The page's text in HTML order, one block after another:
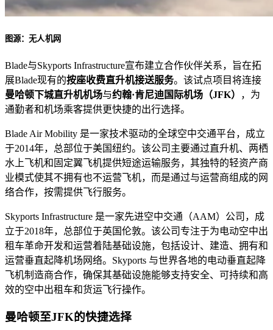
图源：无人机网
Blade与Skyports Infrastructure宣布建立合作伙伴关系，旨在拓
展Blade现有的按座收费直升机接送服务。该试点项目将连接
曼哈顿下城直升机机场与约翰·肯尼迪国际机场（JFK）
，为
通勤者和机场乘客提供更快捷的出行选择。
Blade Air Mobility 是一家技术驱动的全球空中交通平台，成立
于2014年，总部位于美国纽约。该公司主要通过直升机、两栖
水上飞机和固定翼飞机提供短途运输服务，其独特的轻资产商
业模式使其不拥有也不运营飞机，而是通过与运营商组成的网
络合作，按需提供飞行服务。
Skyports Infrastructure 是一家先进空中交通（AAM）公司，成
立于2018年，总部位于英国伦敦。该公司专注于为电动空中出
租车革命开发和运营着陆基础设施，包括设计、建造、拥有和
运营垂直起降机场网络。Skyports 与世界各地的电动垂直起降
飞机制造商合作，确保其基础设施能够支持安全、可持续和高
效的空中出租车和货运飞行操作。
曼哈顿至JFK的快捷选择